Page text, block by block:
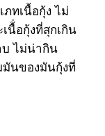
ภทเนื้อกุ้ง ไม่
นื้่อกุ้งที่สุกเกิน
บ ไม่น่ากิน
นของมันกุ้งที่